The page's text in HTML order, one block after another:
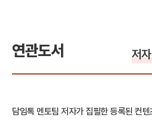
연관도서 저
담임톡 멘토팀 저자가 집필한 등록된 컨